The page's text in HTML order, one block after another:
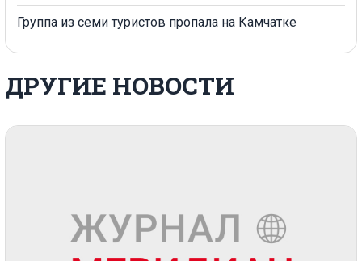
Группа из семи туристов пропала на Камчатке
ДРУГИЕ НОВОСТИ